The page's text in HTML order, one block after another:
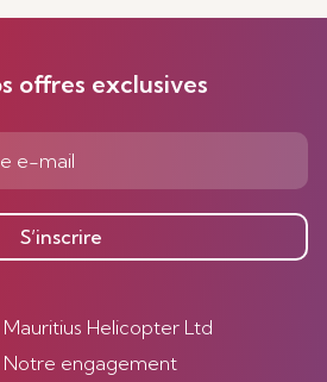
offres exclusives
S’inscrire
Mauritius Helicopter Ltd
Notre engagement